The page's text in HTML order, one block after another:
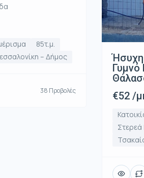
85τ.μ.
– Δήμος
38 Προβολές
Γυμνό
€52 /